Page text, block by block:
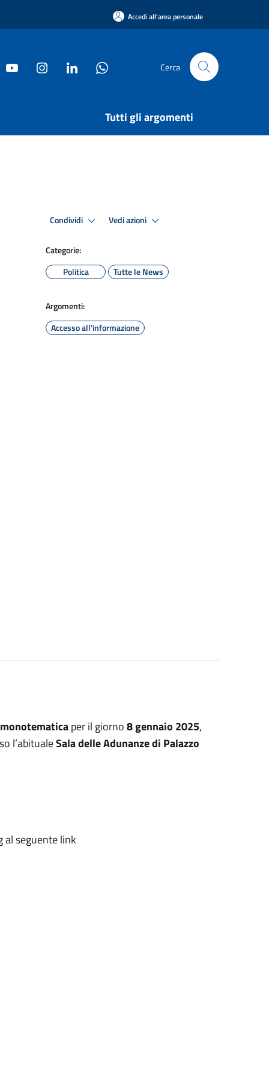
Accedi all'area personale
Cerca
Tutti gli argomenti
Condividi Vedi azioni
Categorie:
Politica
Tutte le News
Argomenti:
Accesso all'informazione
per il giorno8 gennaio 2025,
l’abitualeSala delle Adunanze di Palazzo
al seguente link